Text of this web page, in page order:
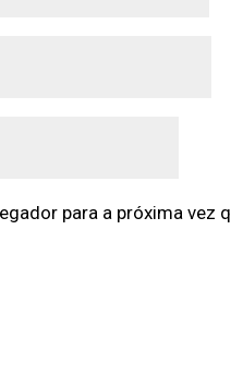
para a próxima vez